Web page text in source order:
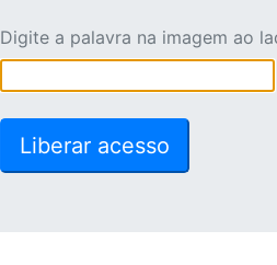
Digite a palavra na imagem ao